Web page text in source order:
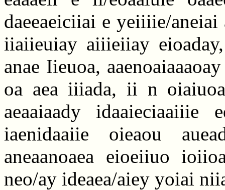
daeeaeiciiai e yeiiiie/aneiai
iiaiieuiay aiiieiiay
anae Iieuoa,
oa aea iiiada, ii n
aeaaiaady
iaenidaaiie oieaou
aneaanoaea eioeiiuo
neo/ay ideaea/aiey yoiai